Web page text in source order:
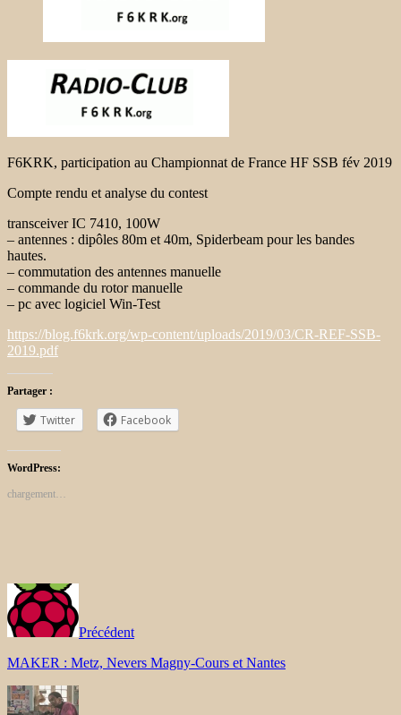
F6KRK, participation au Championnat de France HF SSB fév 2019
Compte rendu et analyse du contest
transceiver IC 7410, 100W
– antennes : dipôles 80m et 40m, Spiderbeam pour les bandes
hautes.
– commutation des antennes manuelle
– commande du rotor manuelle
– pc avec logiciel Win-Test
https://blog.f6krk.org/wp-content/uploads/2019/03/CR-REF-SSB-
2019.pdf
Partager :
Twitter Facebook
WordPress:
chargement…
Précédent
MAKER : Metz, Nevers Magny-Cours et Nantes